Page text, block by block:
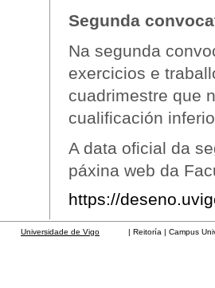
Segunda
Na segunda
exercicios e
cuadrimestre que
cualificación
A data oficial da
páxina web da
https://
Universidade de Vigo | Reitoría | Campus